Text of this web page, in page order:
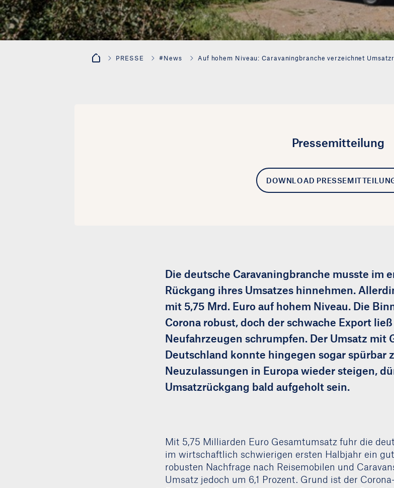
PRESSE #News Auf hohem Niveau: Caravaningbranche verzeichnet
Pressemitteilung
DOWNLOAD
Die deutsche Caravaningbranche musste im
Rückgang ihres Umsatzes hinnehmen.
mit 5,75 Mrd. Euro auf hohem Niveau. Die
Corona robust, doch der schwache Export
Neufahrzeugen schrumpfen. Der Umsatz mit
Deutschland konnte hingegen sogar spürbar
Neuzulassungen in Europa wieder steigen,
Umsatzrückgang bald aufgeholt sein.
Mit 5,75 Milliarden Euro Gesamtumsatz fuhr die
im wirtschaftlich schwierigen ersten Halbjahr ein
robusten Nachfrage nach Reisemobilen und
Umsatz jedoch um 6,1 Prozent. Grund ist der